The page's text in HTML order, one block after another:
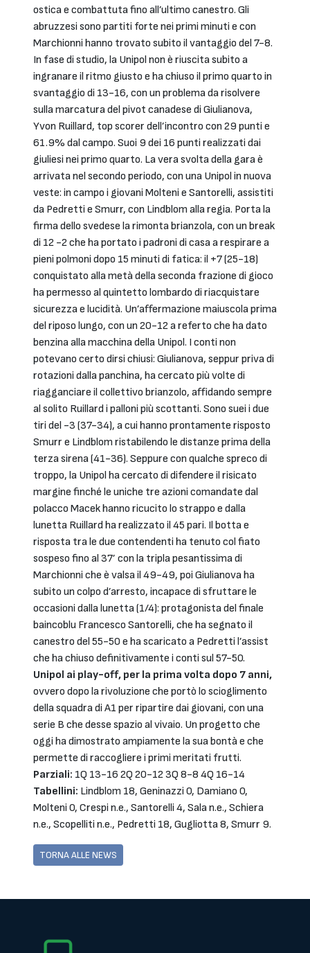
ostica e combattuta fino all’ultimo canestro. Gli
abruzzesi sono partiti forte nei primi minuti e con
Marchionni hanno trovato subito il vantaggio del 7-8.
In fase di studio, la Unipol non è riuscita subito a
ingranare il ritmo giusto e ha chiuso il primo quarto in
svantaggio di 13-16, con un problema da risolvere
sulla marcatura del pivot canadese di Giulianova,
Yvon Ruillard, top scorer dell’incontro con 29 punti e
61.9% dal campo. Suoi 9 dei 16 punti realizzati dai
giuliesi nei primo quarto. La vera svolta della gara è
arrivata nel secondo periodo, con una Unipol in nuova
veste: in campo i giovani Molteni e Santorelli, assistiti
da Pedretti e Smurr, con Lindblom alla regia. Porta la
firma dello svedese la rimonta brianzola, con un break
di 12 -2 che ha portato i padroni di casa a respirare a
pieni polmoni dopo 15 minuti di fatica: il +7 (25-18)
conquistato alla metà della seconda frazione di gioco
ha permesso al quintetto lombardo di riacquistare
sicurezza e lucidità. Un’affermazione maiuscola prima
del riposo lungo, con un 20-12 a referto che ha dato
benzina alla macchina della Unipol. I conti non
potevano certo dirsi chiusi: Giulianova, seppur priva di
rotazioni dalla panchina, ha cercato più volte di
riagganciare il collettivo brianzolo, affidando sempre
al solito Ruillard i palloni più scottanti. Sono suei i due
tiri del -3 (37-34), a cui hanno prontamente risposto
Smurr e Lindblom ristabilendo le distanze prima della
terza sirena (41-36). Seppure con qualche spreco di
troppo, la Unipol ha cercato di difendere il risicato
margine finché le uniche tre azioni comandate dal
polacco Macek hanno ricucito lo strappo e dalla
lunetta Ruillard ha realizzato il 45 pari. Il botta e
risposta tra le due contendenti ha tenuto col fiato
sospeso fino al 37’ con la tripla pesantissima di
Marchionni che è valsa il 49-49, poi Giulianova ha
subito un colpo d’arresto, incapace di sfruttare le
occasioni dalla lunetta (1/4): protagonista del finale
baincoblu Francesco Santorelli, che ha segnato il
canestro del 55-50 e ha scaricato a Pedretti l’assist
che ha chiuso definitivamente i conti sul 57-50.
Unipol ai play-off, per la prima volta dopo 7 anni,
ovvero dopo la rivoluzione che portò lo scioglimento
della squadra di A1 per ripartire dai giovani, con una
serie B che desse spazio al vivaio. Un progetto che
oggi ha dimostrato ampiamente la sua bontà e che
permette di raccogliere i primi meritati frutti.
Parziali: 1Q 13-16 2Q 20-12 3Q 8-8 4Q 16-14
Tabellini: Lindblom 18, Geninazzi 0, Damiano 0,
Molteni 0, Crespi n.e., Santorelli 4, Sala n.e., Schiera
n.e., Scopelliti n.e., Pedretti 18, Gugliotta 8, Smurr 9.
TORNA ALLE NEWS